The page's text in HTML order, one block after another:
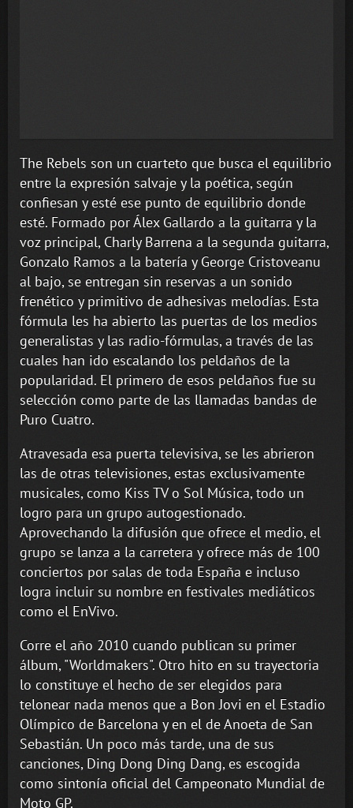
The Rebels son un cuarteto que busca el equilibrio
entre la expresión salvaje y la poética, según
confiesan y esté ese punto de equilibrio donde
esté. Formado por Álex Gallardo a la guitarra y la
voz principal, Charly Barrena a la segunda guitarra,
Gonzalo Ramos a la batería y George Cristoveanu
al bajo, se entregan sin reservas a un sonido
frenético y primitivo de adhesivas melodías. Esta
fórmula les ha abierto las puertas de los medios
generalistas y las radio-fórmulas, a través de las
cuales han ido escalando los peldaños de la
popularidad. El primero de esos peldaños fue su
selección como parte de las llamadas bandas de
Puro Cuatro.
Atravesada esa puerta televisiva, se les abrieron
las de otras televisiones, estas exclusivamente
musicales, como Kiss TV o Sol Música, todo un
logro para un grupo autogestionado.
Aprovechando la difusión que ofrece el medio, el
grupo se lanza a la carretera y ofrece más de 100
conciertos por salas de toda España e incluso
logra incluir su nombre en festivales mediáticos
como el EnVivo.
Corre el año 2010 cuando publican su primer
álbum, "Worldmakers". Otro hito en su trayectoria
lo constituye el hecho de ser elegidos para
telonear nada menos que a Bon Jovi en el Estadio
Olímpico de Barcelona y en el de Anoeta de San
Sebastián. Un poco más tarde, una de sus
canciones, Ding Dong Ding Dang, es escogida
como sintonía oficial del Campeonato Mundial de
Moto GP.